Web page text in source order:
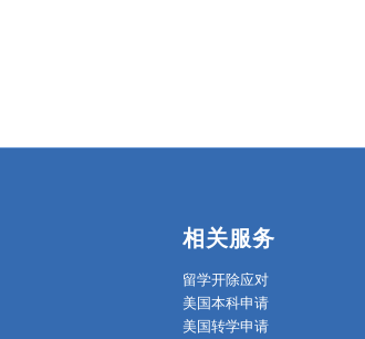
相关服务
留学开除应对
美国本科申请
美国转学申请